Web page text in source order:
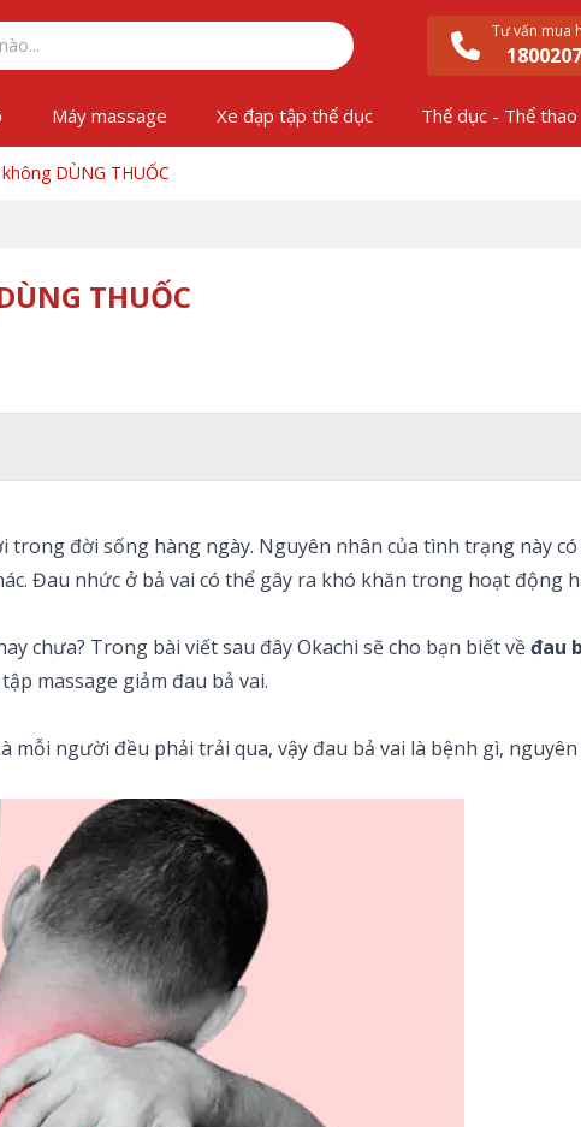
Tư vấn mua
Máy massage Xe đạp tập thể dục Thể dục - Thể thao
DÙNG THUỐC
THUỐC
đời sống hàng ngày. Nguyên nhân của tình trạng này
Đau nhức ở bả vai có thể gây ra khó khăn trong hoạt động
chưa? Trong bài viết sau đây Okachi sẽ cho bạn biết vềđau
massage giảm đau bả vai.
người đều phải trải qua, vậy đau bả vai là bệnh gì, nguyên